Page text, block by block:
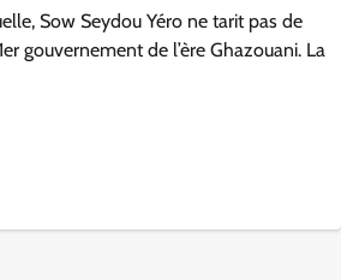
Sow Seydou Yéro ne tarit pas de
gouvernement de l’ère Ghazouani. La